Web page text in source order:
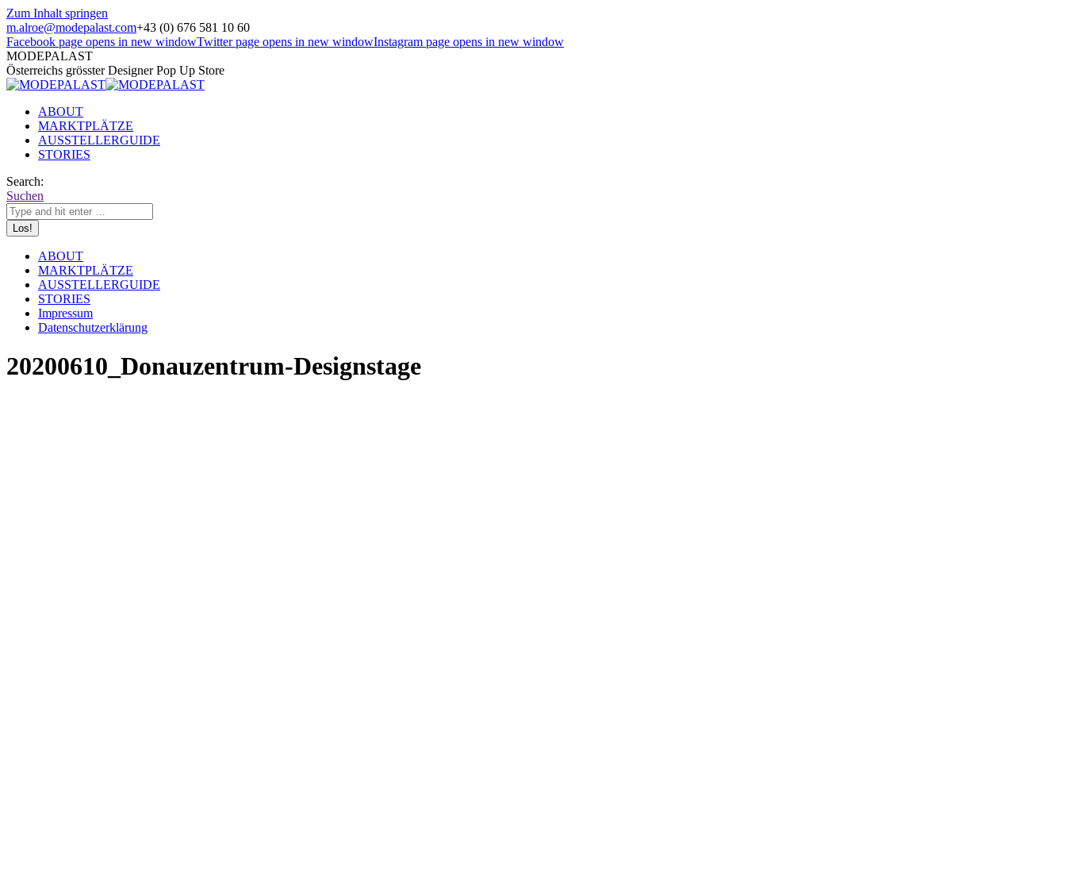
Zum Inhalt springen
m.alroe@modepalast.com+43 (0) 676 581 10 60
Facebook page opens in new windowTwitter page opens in new windowInstagram page opens in new window
MODEPALAST
Österreichs grösster Designer Pop Up Store
ABOUT
MARKTPLÄTZE
AUSSTELLERGUIDE
STORIES
Search:
Suchen
ABOUT
MARKTPLÄTZE
AUSSTELLERGUIDE
STORIES
Impressum
Datenschutzerklärung
20200610_Donauzentrum-Designstage